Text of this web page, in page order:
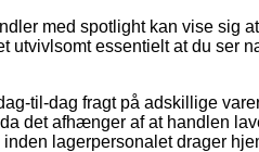
med spotlight kan vise sig
utvivlsomt essentielt at du ser
til-dag fragt på adskillige
det afhænger af at handlen
lagerpersonalet drager